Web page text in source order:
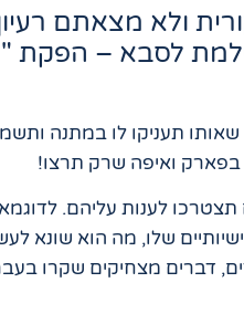
ולא מצאתם
לסבא – הפקת
תעניקו לו במתנה
בפארק ואיפה שרק תרצו!
לענות עליהם.
שלו, מה הוא שונא
דברים מצחיקים שקרו